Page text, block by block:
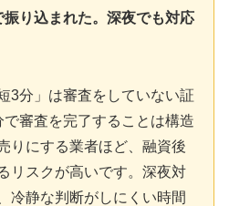
振り込まれた。深夜でも対応
短3分」は審査をしていない証
審査を完了することは構造
りにする業者ほど、融資後
リスクが高いです。深夜対
冷静な判断がしにくい時間